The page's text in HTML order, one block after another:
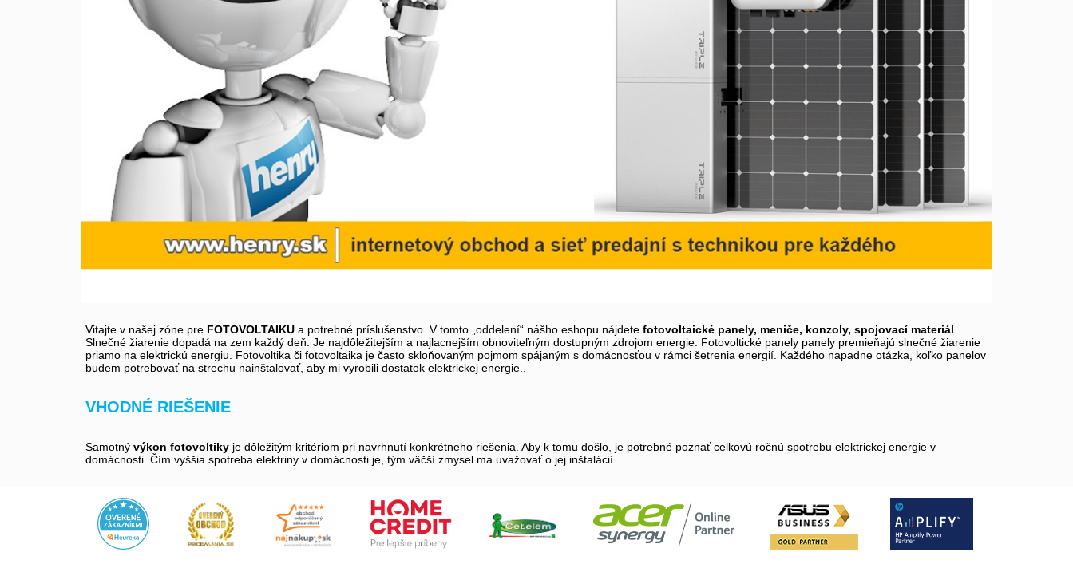
Vitajte v našej zóne pre FOTOVOLTAIKU a potrebné príslušenstvo. V tomto „oddelení“ nášho eshopu nájdete fotovoltaické panely, meniče, konzoly, spojovací materiál
Slnečné žiarenie dopadá na zem každý deň. Je najdôležitejším a najlacnejším obnoviteľným dostupným zdrojom energie. Fotovoltické panely panely premieňajú slnečné žiarenie
priamo na elektrickú energiu. Fotovoltika či fotovoltaika je často skloňovaným pojmom spájaným s domácnosťou v rámci šetrenia energií. Každého napadne otázka, koľko panelov
budem potrebovať na strechu nainštalovať, aby mi vyrobili dostatok elektrickej energie..
VHODNÉ RIEŠENIE
Samotný výkon fotovoltiky je dôležitým kritériom pri navrhnutí konkrétneho riešenia. Aby k tomu došlo, je potrebné poznať celkovú ročnú spotrebu elektrickej energie v
domácnosti. Čím vyššia spotreba elektriny v domácnosti je, tým väčší zmysel ma uvažovať o jej inštalácií.